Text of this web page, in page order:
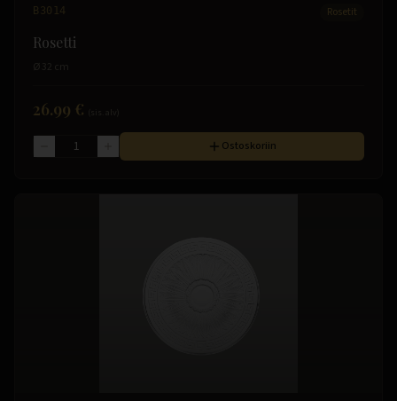
B3014 Rosetit
Rosetti
Ø 32 cm
26.99 €
Ostoskoriin